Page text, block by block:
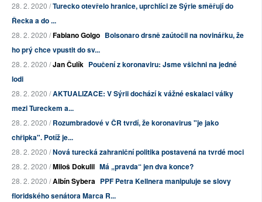
28. 2. 2020 /Turecko otevřelo hranice, uprchlíci ze Sýrie směřují do
Řecka a do ...
28. 2. 2020 /Fabiano Golgo Bolsonaro drsně zaútočil na novinářku, že
ho prý chce vpustit do sv...
28. 2. 2020 /Jan Čulík Poučení z koronaviru: Jsme všichni na jedné
lodi
28. 2. 2020 /AKTUALIZACE: V Sýrii dochází k vážné eskalaci války
mezi Tureckem a...
28. 2. 2020 /Rozumbradové v ČR tvrdí, že koronavirus "je jako
chřipka". Potíž je...
28. 2. 2020 /Nová turecká zahraniční politika postavená na tvrdé moci
28. 2. 2020 /Miloš Dokulil Má „pravda“ jen dva konce?
28. 2. 2020 /Albín Sybera PPF Petra Kellnera manipuluje se slovy
floridského senátora Marca R...